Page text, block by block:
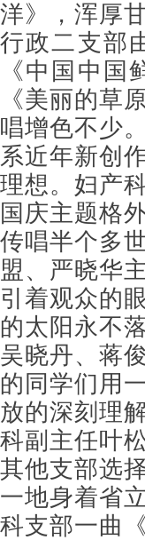
洋》，浑厚
行政二支部
《中国中
《美丽的草
唱增色不少
系近年新创
理想。妇产
国庆主题格
传唱半个多
盟、严晓华
引着观众的
的太阳永不
吴晓丹、蒋
的同学们用
放的深刻理
科副主任叶
其他支部选
一地身着省
科支部一曲